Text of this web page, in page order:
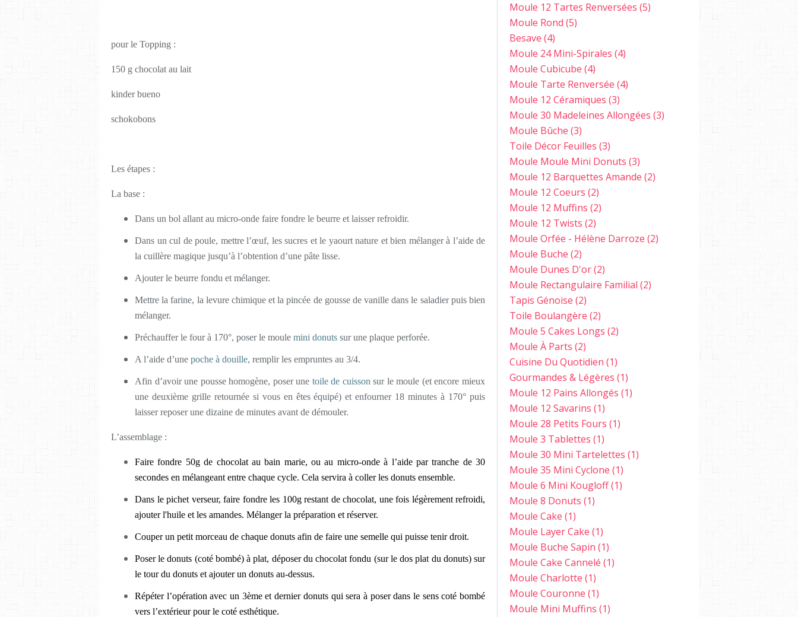
pour le Topping :
150 g chocolat au lait
kinder bueno
schokobons
Les étapes :
La base :
Dans un bol allant au micro-onde faire fondre le beurre et laisser refroidir.
Dans un cul de poule, mettre l’œuf, les sucres et le yaourt nature et bien mélanger à l’aide de
la cuillère magique jusqu’à l’obtention d’une pâte lisse.
Ajouter le beurre fondu et mélanger.
Mettre la farine, la levure chimique et la pincée de gousse de vanille dans le saladier puis bien
mélanger.
Préchauffer le four à 170°, poser le moule mini donuts sur une plaque perforée.
A l’aide d’une poche à douille, remplir les empruntes au 3/4.
Afin d’avoir une pousse homogène, poser une toile de cuisson sur le moule (et encore mieux
une deuxième grille retournée si vous en êtes équipé) et enfourner 18 minutes à 170° puis
laisser reposer une dizaine de minutes avant de démouler.
L’assemblage :
Faire fondre 50g de chocolat au bain marie, ou au micro-onde à l’aide par tranche de 30
secondes en mélangeant entre chaque cycle. Cela servira à coller les donuts ensemble.
Dans le pichet verseur, faire fondre les 100g restant de chocolat, une fois légèrement refroidi,
ajouter l'huile et les amandes. Mélanger la préparation et réserver.
Couper un petit morceau de chaque donuts afin de faire une semelle qui puisse tenir droit.
Poser le donuts (coté bombé) à plat, déposer du chocolat fondu (sur le dos plat du donuts) sur
le tour du donuts et ajouter un donuts au-dessus.
Répéter l’opération avec un 3ème et dernier donuts qui sera à poser dans le sens coté bombé
vers l’extérieur pour le coté esthétique.
Moule 12 Tartes Renversées (5)
Moule Rond (5)
Besave (4)
Moule 24 Mini-Spirales (4)
Moule Cubicube (4)
Moule Tarte Renversée (4)
Moule 12 Céramiques (3)
Moule 30 Madeleines Allongées (3)
Moule Bûche (3)
Toile Décor Feuilles (3)
Moule Moule Mini Donuts (3)
Moule 12 Barquettes Amande (2)
Moule 12 Coeurs (2)
Moule 12 Muffins (2)
Moule 12 Twists (2)
Moule Orfée - Hélène Darroze (2)
Moule Buche (2)
Moule Dunes D'or(2)
Moule Rectangulaire Familial (2)
Tapis Génoise (2)
Toile Boulangère (2)
Moule 5 Cakes Longs (2)
Moule À Parts (2)
Cuisine Du Quotidien (1)
Gourmandes & Légères (1)
Moule 12 Pains Allongés (1)
Moule 12 Savarins (1)
Moule 28 Petits Fours (1)
Moule 3 Tablettes (1)
Moule 30 Mini Tartelettes (1)
Moule 35 Mini Cyclone (1)
Moule 6 Mini Kougloff(1)
Moule 8 Donuts (1)
Moule Cake (1)
Moule Layer Cake (1)
Moule Buche Sapin (1)
Moule Cake Cannelé (1)
Moule Charlotte (1)
Moule Couronne (1)
Moule Mini Muffins (1)